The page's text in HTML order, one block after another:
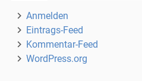
Anmelden
Eintrags-Feed
Kommentar-Feed
WordPress.org